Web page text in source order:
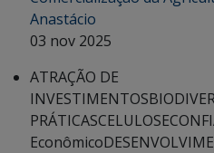
Anastácio
03 nov 2025
ATRAÇÃO DE
INVESTIMENTOS
PRÁTICASCELULOSE
Econômico